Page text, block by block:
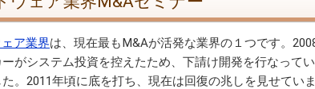
ア業界は、現在最もM&Aが活発な業界の１つです。
がシステム投資を控えたため、下請け開発を行なって
た。2011年頃に底を打ち、現在は回復の兆しを見せてい